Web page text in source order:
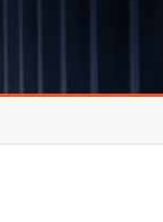
호남권연구본부
기획본부